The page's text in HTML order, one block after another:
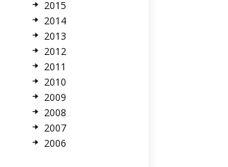
2015
2014
2013
2012
2011
2010
2009
2008
2007
2006